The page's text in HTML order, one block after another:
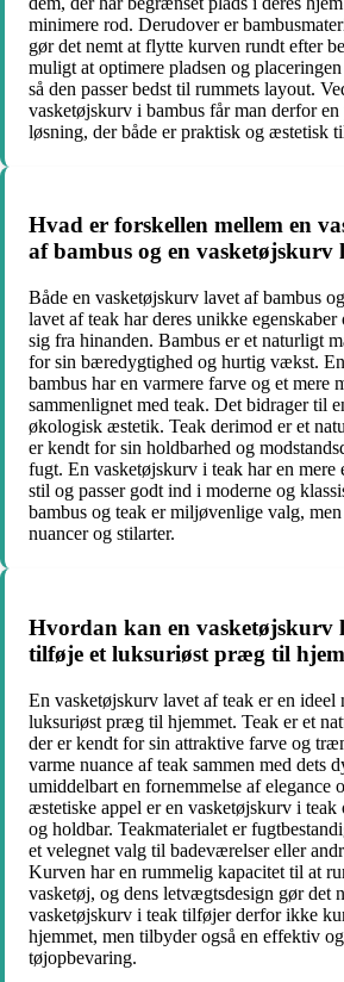
minimere rod. Derudover er
gør det nemt at flytte kurven rundt efter
muligt at optimere pladsen og
så den passer bedst til rummets layout.
vasketøjskurv i bambus får man derfor en
løsning, der både er praktisk og æstetisk
Hvad er forskellen mellem en
af bambus og en vasketøjskurv
Både en vasketøjskurv lavet af bambus
lavet af teak har deres unikke
sig fra hinanden. Bambus er et naturligt
for sin bæredygtighed og hurtig vækst.
bambus har en varmere farve og et mere
sammenlignet med teak. Det bidrager til
økologisk æstetik. Teak derimod er et
er kendt for sin holdbarhed og
fugt. En vasketøjskurv i teak har en mere
stil og passer godt ind i moderne og
bambus og teak er miljøvenlige valg,
nuancer og stilarter.
Hvordan kan en vasketøjskurv
tilføje et luksuriøst præg til
En vasketøjskurv lavet af teak er en ideel
luksuriøst præg til hjemmet. Teak er et
der er kendt for sin attraktive farve og
varme nuance af teak sammen med dets
umiddelbart en fornemmelse af elegance
æstetiske appel er en vasketøjskurv i teak
og holdbar. Teakmaterialet er
et velegnet valg til badeværelser eller
Kurven har en rummelig kapacitet til at
vasketøj, og dens letvægtsdesign gør det
vasketøjskurv i teak tilføjer derfor ikke
hjemmet, men tilbyder også en effektiv
tøjopbevaring.